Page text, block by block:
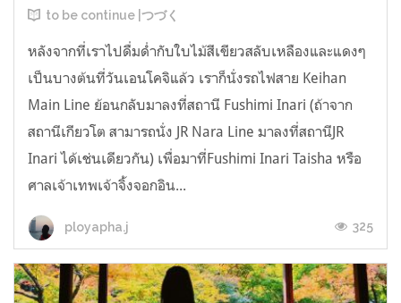
to be continue |つづく
หลังจากที่เราไปดื่มด่ำกับใบไม้สีเขียวสลับเหลืองและแดงๆ
เป็นบางต้นที่วันเอนโคจิแล้ว เราก็นั่งรถไฟสาย Keihan
Main Line ย้อนกลับมาลงที่สถานี Fushimi Inari (ถ้าจาก
สถานีเกียวโต สามารถนั่ง JR Nara Line มาลงที่สถานีJR
Inari ได้เช่นเดียวกัน) เพื่อมาที่Fushimi Inari Taisha หรือ
ศาลเจ้าเทพเจ้าจิ้งจอกอิน...
ployapha.j 325